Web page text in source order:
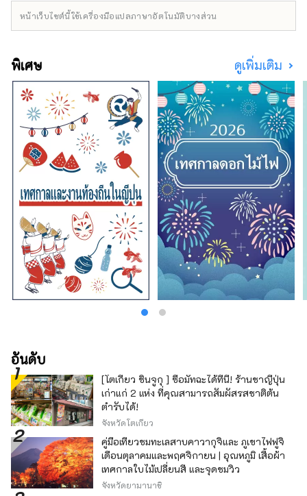
เฮียวโกะตามแนวคิด "พูดคุย สื่อสาร และเชื่อม
หน้าเว็บไซต์นี้ใช้เครื่องมือแปลภาษาอัตโนมัติบางส่วน
พิเศษ ดูเพิ่มเติม
อันดับ
[โตเกียว ชินจูกุ ] ซื้อมัทฉะได้ที่นี่! ร้านชาญี่ปุ่น
เก่าแก่ 2 แห่ง ที่คุณสามารถสัมผัสรสชาติต้น
ตำรับได้!
จังหวัดโตเกียว
คู่มือเที่ยวชมทะเลสาบคาวากุจิและ ภูเขาไฟฟูจิ
เดือนตุลาคมและพฤศจิกายน | อุณหภูมิ เสื้อผ้า
เทศกาลใบไม้เปลี่ยนสี และจุดชมวิว
จังหวัดยามานาชิ